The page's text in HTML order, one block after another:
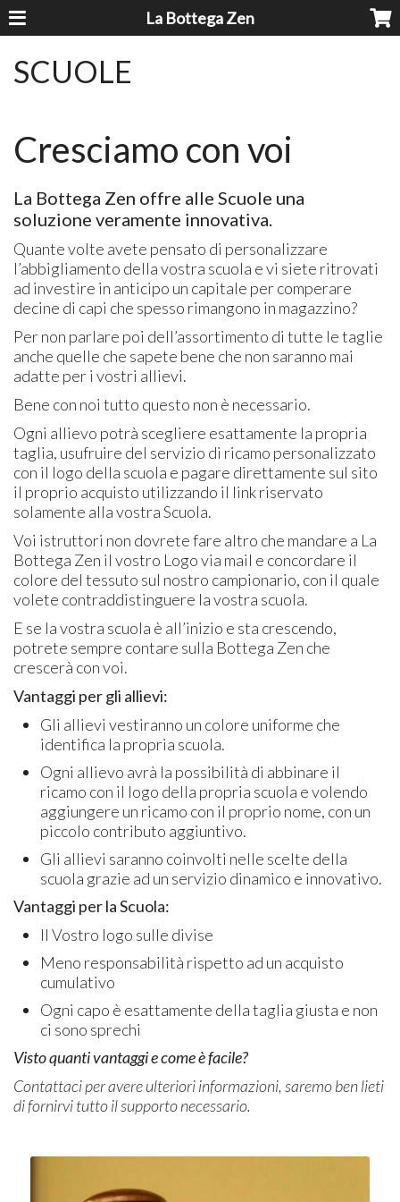
La Bottega Zen
SCUOLE
Cresciamo con voi
La Bottega Zen offre alle Scuole una
soluzione veramente innovativa.
Quante volte avete pensato di personalizzare
l’abbigliamento della vostra scuola e vi siete ritrovati
ad investire in anticipo un capitale per comperare
decine di capi che spesso rimangono in magazzino?
Per non parlare poi dell’assortimento di tutte le taglie
anche quelle che sapete bene che non saranno mai
adatte per i vostri allievi.
Bene con noi tutto questo non è necessario.
Ogni allievo potrà scegliere esattamente la propria
taglia, usufruire del servizio di ricamo personalizzato
con il logo della scuola e pagare direttamente sul sito
il proprio acquisto utilizzando il link riservato
solamente alla vostra Scuola.
Voi istruttori non dovrete fare altro che mandare a La
Bottega Zen il vostro Logo via mail e concordare il
colore del tessuto sul nostro campionario, con il quale
volete contraddistinguere la vostra scuola.
E se la vostra scuola è all’inizio e sta crescendo,
potrete sempre contare sulla Bottega Zen che
crescerà con voi.
Vantaggi per gli allievi:
Gli allievi vestiranno un colore uniforme che
identifica la propria scuola.
Ogni allievo avrà la possibilità di abbinare il
ricamo con il logo della propria scuola e volendo
aggiungere un ricamo con il proprio nome, con un
piccolo contributo aggiuntivo.
Gli allievi saranno coinvolti nelle scelte della
scuola grazie ad un servizio dinamico e innovativo.
Vantaggi per la Scuola:
Il Vostro logo sulle divise
Meno responsabilità rispetto ad un acquisto
cumulativo
Ogni capo è esattamente della taglia giusta e non
ci sono sprechi
Visto quanti vantaggi e come è facile?
Contattaci per avere ulteriori informazioni, saremo ben lieti
di fornirvi tutto il supporto necessario.